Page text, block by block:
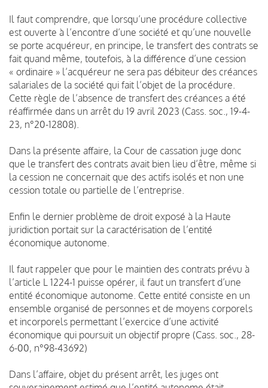
Il faut comprendre, que lorsqu’une procédure collective
est ouverte à l’encontre d’une société et qu’une nouvelle
se porte acquéreur, en principe, le transfert des contrats se
fait quand même, toutefois, à la différence d’une cession
« ordinaire » l’acquéreur ne sera pas débiteur des créances
salariales de la société qui fait l’objet de la procédure.
Cette règle de l’absence de transfert des créances a été
réaffirmée dans un arrêt du 19 avril 2023 (Cass. soc., 19-4-
23, n°20-12808).
Dans la présente affaire, la Cour de cassation juge donc
que le transfert des contrats avait bien lieu d’être, même si
la cession ne concernait que des actifs isolés et non une
cession totale ou partielle de l’entreprise.
Enfin le dernier problème de droit exposé à la Haute
juridiction portait sur la caractérisation de l’entité
économique autonome.
Il faut rappeler que pour le maintien des contrats prévu à
l’article L 1224-1 puisse opérer, il faut un transfert d’une
entité économique autonome. Cette entité consiste en un
ensemble organisé de personnes et de moyens corporels
et incorporels permettant l’exercice d’une activité
économique qui poursuit un objectif propre (Cass. soc., 28-
6-00, n°98-43692)
Dans l’affaire, objet du présent arrêt, les juges ont